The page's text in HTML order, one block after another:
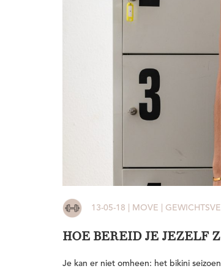
13-05-18 | MOVE |
HOE BEREID JE JEZELF
Je kan er niet omheen: het bikini